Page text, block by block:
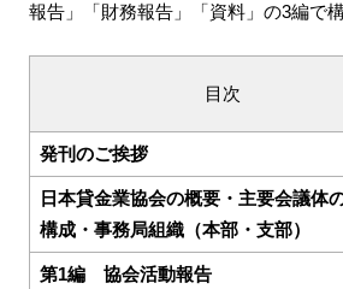
報告」「財務報告」「資料」の3編で
目次
発刊のご挨拶
日本貸金業協会の概要・主要会議体
構成・事務局組織（本部・支部）
第1編 協会活動報告